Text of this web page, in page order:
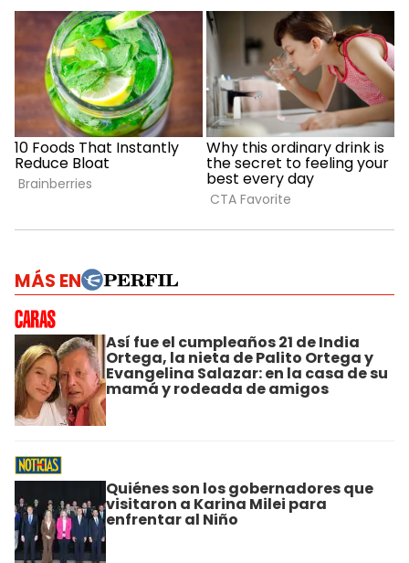
MÁS EN
Así fue el cumpleaños 21 de India
Ortega, la nieta de Palito Ortega y
Evangelina Salazar: en la casa de su
mamá y rodeada de amigos
Quiénes son los gobernadores que
visitaron a Karina Milei para
enfrentar al Niño